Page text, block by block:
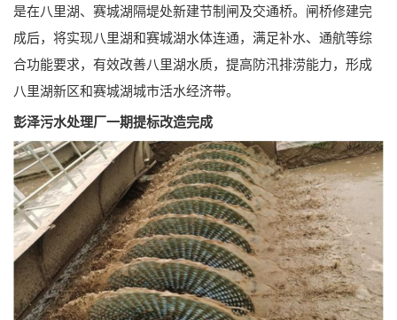
是在八里湖、赛城湖隔堤处新建节制闸及交通桥。闸桥修建完
成后，将实现八里湖和赛城湖水体连通，满足补水、通航等综
合功能要求，有效改善八里湖水质，提高防汛排涝能力，形成
八里湖新区和赛城湖城市活水经济带。
彭泽污水处理厂一期提标改造完成